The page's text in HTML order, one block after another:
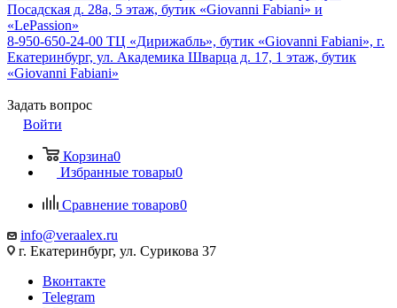
Посадская д. 28а, 5 этаж, бутик «Giovanni Fabiani» и
«LePassion»
8-950-650-24-00 ТЦ «Дирижабль», бутик «Giovanni Fabiani», г.
Екатеринбург, ул. Академика Шварца д. 17, 1 этаж, бутик
«Giovanni Fabiani»
Задать вопрос
Войти
Корзина0
Избранные товары0
Сравнение товаров0
info@veraalex.ru
г. Екатеринбург, ул. Сурикова 37
Вконтакте
Telegram